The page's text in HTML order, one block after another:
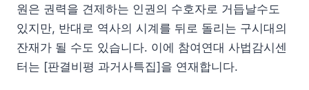
원은 권력을 견제하는 인권의 수호자로 거듭날수도
있지만, 반대로 역사의 시계를 뒤로 돌리는 구시대의
잔재가 될 수도 있습니다. 이에 참여연대 사법감시센
터는 [판결비평 과거사특집]을 연재합니다.